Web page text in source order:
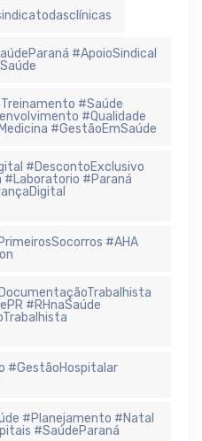
#ApoioSindical
#Saúde
#Qualidade
#GestãoEmSaúde
#DescontoExclusivo
#Laboratorio #Paraná
#AHA
#RHnaSaúde
#GestãoHospitalar
#Planejamento #Natal
#SaúdeParaná